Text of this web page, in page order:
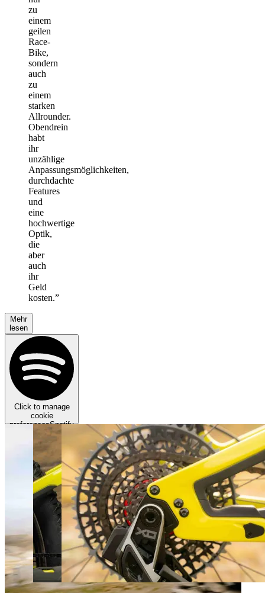
zu
einem
geilen
Race-
Bike,
sondern
auch
zu
einem
starken
Allrounder.
Obendrein
habt
ihr
unzählige
Anpassungsmöglichkeiten,
durchdachte
Features
und
eine
hochwertige
Optik,
die
aber
auch
ihr
Geld
kosten.”
Mehr
lesen
Click to manage
cookie
preferencesSpotify
requires targeting
cookies